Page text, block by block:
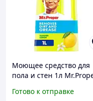
Моющее средство для
пола и стен 1л
Готово к отправке